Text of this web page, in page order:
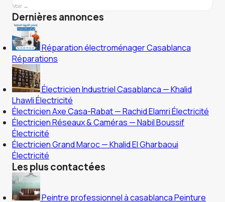
Voir →
Dernières annonces
Réparation électroménager Casablanca
Réparations
Électricien Industriel Casablanca — Khalid
LhawliÉlectricité
Électricien Axe Casa-Rabat — Rachid ElamriÉlectricité
Électricien Réseaux & Caméras — Nabil Boussif
Électricité
Électricien Grand Maroc — Khalid El Gharbaoui
Électricité
Les plus contactées
Peintre professionnel à casablancaPeinture